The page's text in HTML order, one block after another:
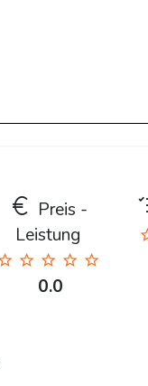
Preis -
Leistung
0.0